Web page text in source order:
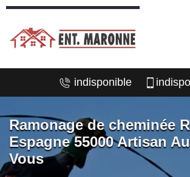
indisponible
Ramonage de cheminée
Espagne 55000 Artisan
Vous